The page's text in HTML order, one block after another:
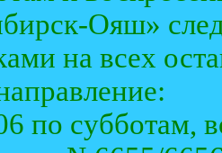
Ояш»
на всех
по субботам,